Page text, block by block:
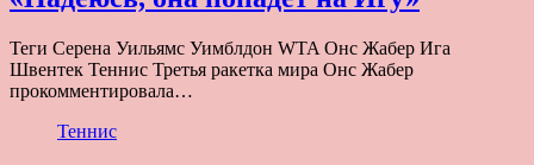
Теги Серена Уильямс Уимблдон WTA Онс Жабер Ига
Швентек Теннис Третья ракетка мира Онс Жабер
прокомментировала…
Теннис